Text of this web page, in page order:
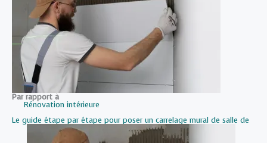
Par rapport à
Rénovation intérieure
Le guide étape par étape pour poser un carrelage mural de salle de